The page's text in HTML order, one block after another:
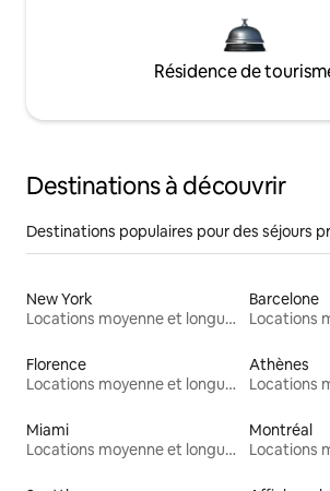
Résidence de
Destinations à découvrir
Destinations populaires pour des séjours
New York
Locations moyenne et longue durée
Barcelone
Florence
Locations moyenne et longue durée
Athènes
Miami
Locations moyenne et longue durée
Montréal